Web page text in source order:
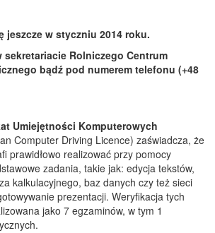
jeszcze w styczniu 2014 roku.
sekretariacie Rolniczego Centrum
bądź pod numerem telefonu (+48
Umiejętności Komputerowych
Computer Driving Licence) zaświadcza, że
prawidłowo realizować przy pomocy
zadania, takie jak: edycja tekstów,
kalkulacyjnego, baz danych czy też sieci
prezentacji. Weryfikacja tych
jako 7 egzaminów, w tym 1